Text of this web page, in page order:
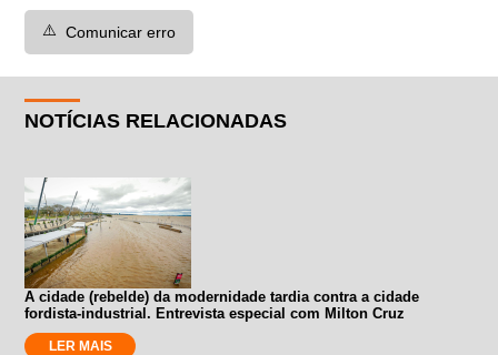
⚠️ Comunicar erro
NOTÍCIAS RELACIONADAS
A cidade (rebelde) da modernidade tardia contra a cidade
fordista-industrial. Entrevista especial com Milton Cruz
LER MAIS